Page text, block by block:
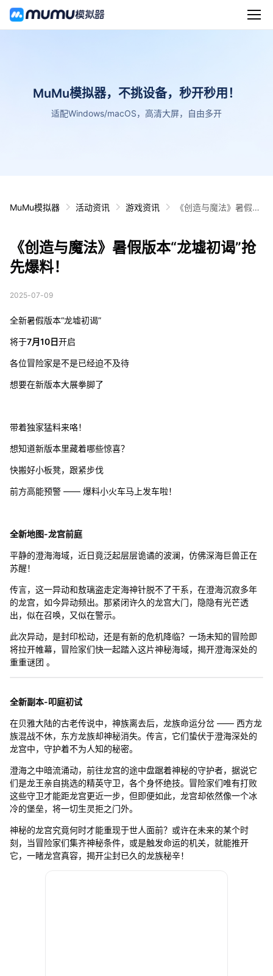
MuMu模拟器，不挑设备，秒开秒用！
适配Windows/macOS，高清大屏，自由多开
MuMu模拟器 活动资讯 游戏资讯
《创造与魔法》暑假版
《创造与魔法》暑假版本“龙墟初谒”抢
先爆料！
2025-07-09
全新暑假版本“龙墟初谒”
将于7月10日开启
各位冒险家是不是已经迫不及待
想要在新版本大展拳脚了
带着独家猛料来咯！
想知道新版本里藏着哪些惊喜？
快搬好小板凳，跟紧步伐
前方高能预警 —— 爆料小火车马上发车啦！
全新地图-龙宫前庭
平静的澄海海域，近日竟泛起层层诡谲的波澜，仿佛深海巨兽正在
苏醒！
传言，这一异动和敖璃盗走定海神针脱不了干系，在澄海沉寂多年
的龙宫，如今异动频出。那紧闭许久的龙宫大门，隐隐有光芒透
出，似在召唤，又似在警示。
此次异动，是封印松动，还是有新的危机降临？一场未知的冒险即
将拉开帷幕，冒险家们快一起踏入这片神秘海域，揭开澄海深处的
重重谜团 。
全新副本-叩庭初试
在贝雅大陆的古老传说中，神族离去后，龙族命运分岔 —— 西方龙
族混战不休，东方龙族却神秘消失。传言，它们蛰伏于澄海深处的
龙宫中，守护着不为人知的秘密。
澄海之中暗流涌动，前往龙宫的途中盘踞着神秘的守护者，据说它
们是龙王亲自挑选的精英守卫，各个身怀绝技。冒险家们唯有打败
这些守卫才能距龙宫更近一步，但即便如此，龙宫却依然像一个冰
冷的堡垒，将一切生灵拒之门外。
神秘的龙宫究竟何时才能重现于世人面前？或许在未来的某个时
刻，当冒险家们集齐神秘条件，或是触发命运的机关，就能推开
它，一睹龙宫真容，揭开尘封已久的龙族秘辛！